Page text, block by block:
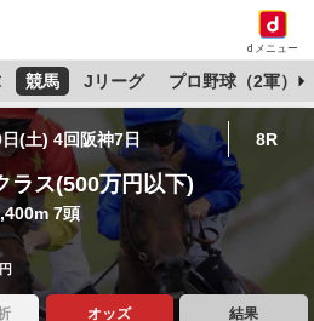
dメニュー
競馬 Jリーグ プロ野球（2軍）
(土) 4回阪神7日 8R
ラス(500万円以下)
7頭
オッズ 結果